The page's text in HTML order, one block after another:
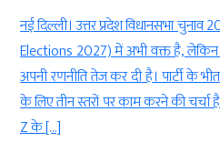
नई दिल्ली। उत्तर प्रदेश विधानसभा
Elections 2027) में अभी वक्त है,
अपनी रणनीति तेज कर दी है। पार्टी के
के लिए तीन स्तरों पर काम करने की
Z के […]